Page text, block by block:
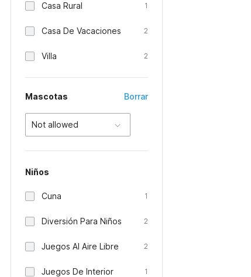
Casa Rural 1
Casa De Vacaciones 2
Villa 2
Mascotas Borrar
Not allowed
Niños
Cuna 1
Diversión Para Niños 2
Juegos Al Aire Libre 2
Juegos De Interior 1